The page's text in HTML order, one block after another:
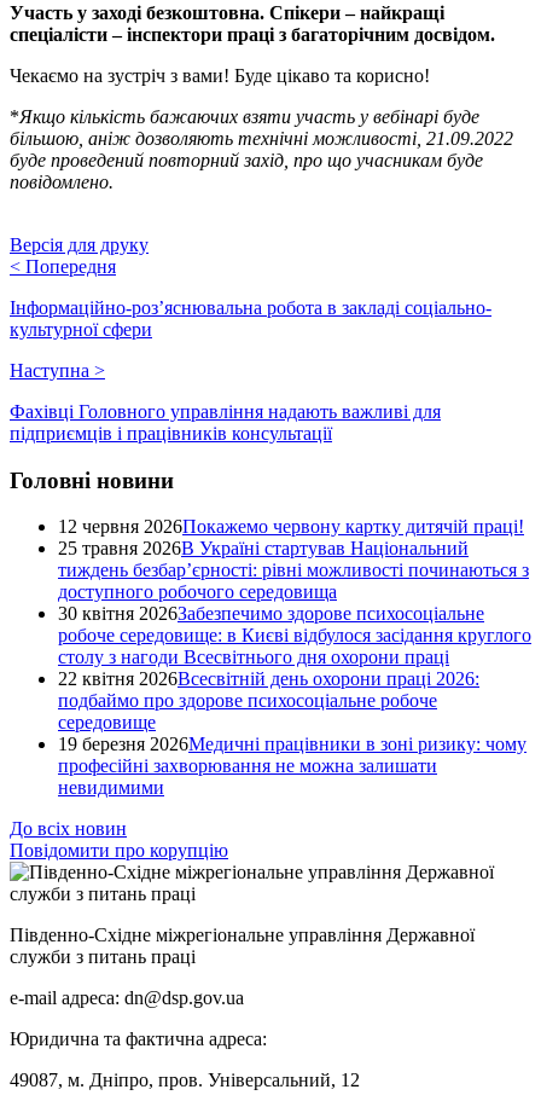
Участь у заході безкоштовна. Спікери – найкращі
спеціалісти – інспектори праці з багаторічним досвідом.
Чекаємо на зустріч з вами! Буде цікаво та корисно!
*Якщо кількість бажаючих взяти участь у вебінарі буде
більшою, аніж дозволяють технічні можливості, 21.09.2022
буде проведений повторний захід, про що учасникам буде
повідомлено.
Версія для друку
< Попередня
Інформаційно-роз’яснювальна робота в закладі соціально-
культурної сфери
Наступна >
Фахівці Головного управління надають важливі для
підприємців і працівників консультації
Головні новини
12 червня 2026Покажемо червону картку дитячій праці!
25 травня 2026В Україні стартував Національний
тиждень безбар’єрності: рівні можливості починаються з
доступного робочого середовища
30 квітня 2026Забезпечимо здорове психосоціальне
робоче середовище: в Києві відбулося засідання круглого
столу з нагоди Всесвітнього дня охорони праці
22 квітня 2026Всесвітній день охорони праці 2026:
подбаймо про здорове психосоціальне робоче
середовище
19 березня 2026Медичні працівники в зоні ризику: чому
професійні захворювання не можна залишати
невидимими
До всіх новин
Повідомити про корупцію
Південно-Східне міжрегіональне управління Державної
служби з питань праці
e-mail адреса: dn@dsp.gov.ua
Юридична та фактична адреса:
49087, м. Дніпро, пров. Універсальний, 12